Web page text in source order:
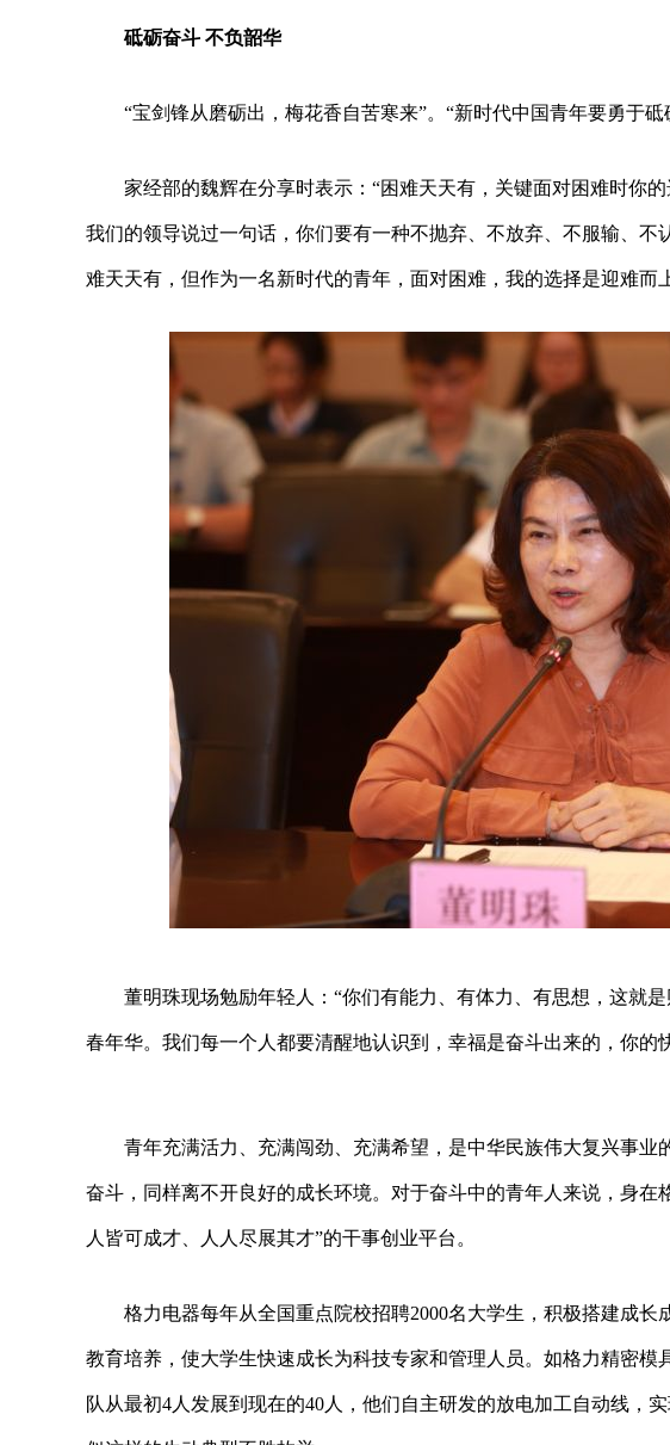
砥砺奋斗 不负韶华
“宝剑锋从磨砺出，梅花香自苦寒来”。“新时代中国青年要勇于
家经部的魏辉在分享时表示：“困难天天有，关键面对困难时你
我们的领导说过一句话，你们要有一种不抛弃、不放弃、不服输、不
难天天有，但作为一名新时代的青年，面对困难，我的选择是迎难而
董明珠现场勉励年轻人：“你们有能力、有体力、有思想，这就
春年华。我们每一个人都要清醒地认识到，幸福是奋斗出来的，你的
青年充满活力、充满闯劲、充满希望，是中华民族伟大复兴事
奋斗，同样离不开良好的成长环境。对于奋斗中的青年人来说，身在
人皆可成才、人人尽展其才”的干事创业平台。
格力电器每年从全国重点院校招聘2000名大学生，积极搭建成
教育培养，使大学生快速成长为科技专家和管理人员。如格力精密模
队从最初4人发展到现在的40人，他们自主研发的放电加工自动线